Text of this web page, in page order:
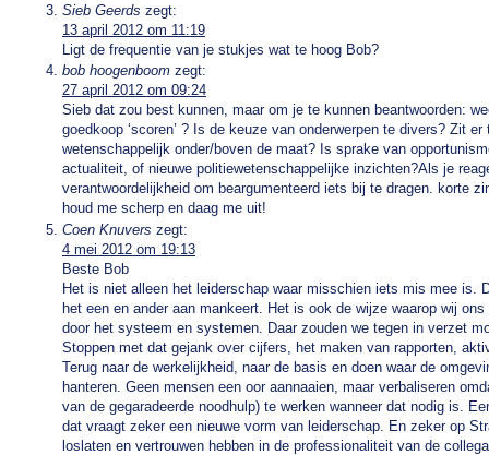
Sieb Geerds zegt:
13 april 2012 om 11:19
Ligt de frequentie van je stukjes wat te hoog Bob?
bob hoogenboom zegt:
27 april 2012 om 09:24
Sieb dat zou best kunnen, maar om je te kunnen beantwoorden:
goedkoop ‘scoren’ ? Is de keuze van onderwerpen te divers? Zit
wetenschappelijk onder/boven de maat? Is sprake van
actualiteit, of nieuwe politiewetenschappelijke inzichten?Als je
verantwoordelijkheid om beargumenteerd iets bij te dragen. korte
houd me scherp en daag me uit!
Coen Knuvers zegt:
4 mei 2012 om 19:13
Beste Bob
Het is niet alleen het leiderschap waar misschien iets mis mee is.
het een en ander aan mankeert. Het is ook de wijze waarop wij
door het systeem en systemen. Daar zouden we tegen in verzet
Stoppen met dat gejank over cijfers, het maken van rapporten,
Terug naar de werkelijkheid, naar de basis en doen waar de
hanteren. Geen mensen een oor aannaaien, maar verbaliseren
van de gegaradeerde noodhulp) te werken wanneer dat nodig is.
dat vraagt zeker een nieuwe vorm van leiderschap. En zeker op
loslaten en vertrouwen hebben in de professionaliteit van de